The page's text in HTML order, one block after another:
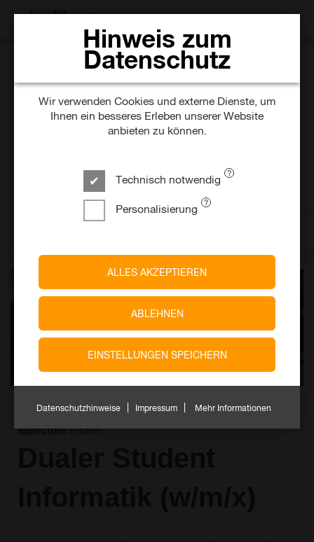
Dualer Student Informatik
(w/m/x)
vor 8 Tagen
Hinweis zum
Datenschutz
Wir verwenden Cookies und externe Dienste, um
Ihnen ein besseres Erleben unserer Website
anbieten zu können.
Technisch notwendig
Personalisierung
ALLES AKZEPTIEREN
ABLEHNEN
EINSTELLUNGEN SPEICHERN
Datenschutzhinweise Impressum Mehr Informationen